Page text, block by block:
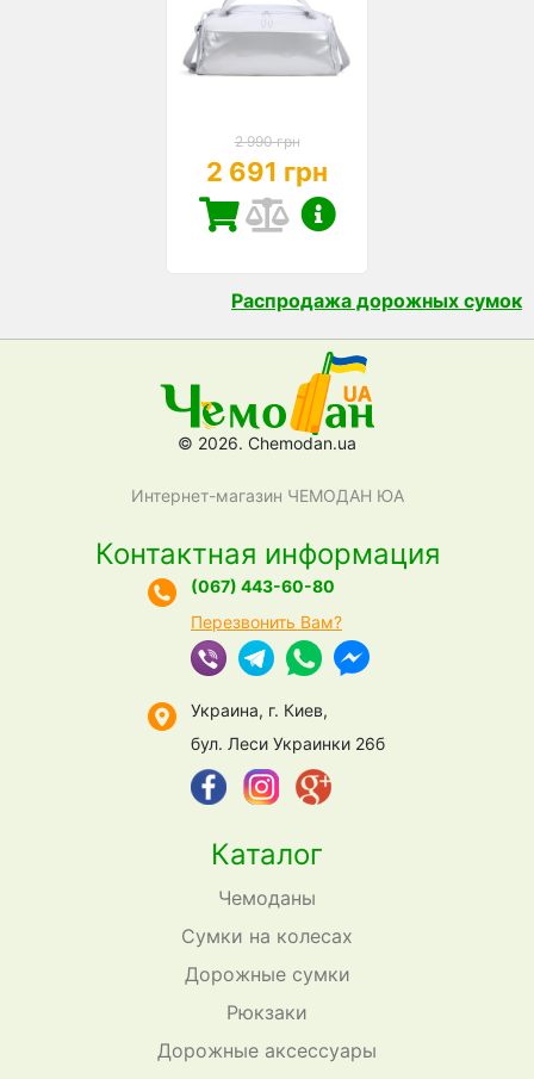
2 990 грн
2 691 грн
Распродажа дорожных сумок
© 2026. Chemodan.ua
Интернет-магазин ЧЕМОДАН ЮА
Каталог
Чемоданы
Сумки на колесах
Дорожные сумки
Рюкзаки
Дорожные аксессуары
Контактная информация
(067) 443-60-80
Перезвонить Вам?
Украина, г. Киев,
бул. Леси Украинки 26б